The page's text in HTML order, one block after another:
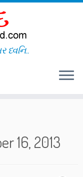
ધ્વનિ..
16, 2013